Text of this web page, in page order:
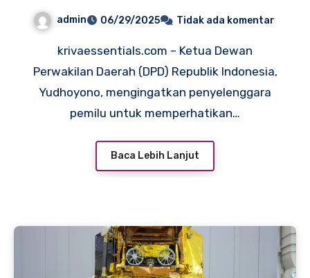
Perhatikan Data Pemilih
admin 06/29/2025 Tidak ada komentar
krivaessentials.com – Ketua Dewan
Perwakilan Daerah (DPD) Republik Indonesia,
Yudhoyono, mengingatkan penyelenggara
pemilu untuk memperhatikan…
Baca Lebih Lanjut